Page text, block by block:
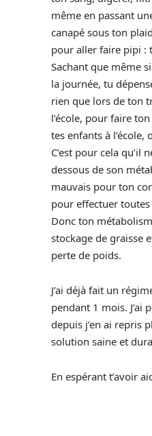
même en passant
canapé sous ton
pour aller faire pipi :
Sachant que même
la journée, tu
rien que lors de ton
l’école, pour faire
tes enfants à l’école,
C’est pour cela qu’il
dessous de son
mauvais pour ton
pour effectuer
Donc ton
stockage de graisse
perte de poids.
J’ai déjà fait un
pendant 1 mois. J’ai
depuis j’en ai repris
solution saine et
En espérant t’avoir